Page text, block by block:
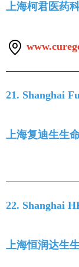
上海柯君医药
21. Shanghai
上海复迪生生
22. Shanghai
上海恒润达生